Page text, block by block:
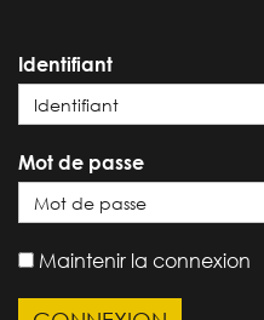
Identifiant
Mot de passe
Maintenir la connexion